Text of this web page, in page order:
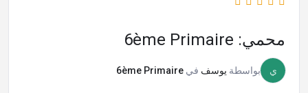
محمي: 6ème Primaire
ي بواسطة يوسف في 6ème Primaire